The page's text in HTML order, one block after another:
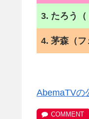
3. たろう（
4. 茅森（フ
AbemaTVの